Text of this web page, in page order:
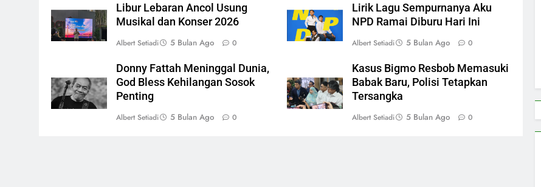
Libur Lebaran Ancol Usung
Musikal dan Konser 2026
Albert Setiadi 5 Bulan Ago 0
Lirik Lagu Sempurnanya Aku
NPD Ramai Diburu Hari Ini
Albert Setiadi 5 Bulan Ago 0
Donny Fattah Meninggal Dunia,
God Bless Kehilangan Sosok
Penting
Albert Setiadi 5 Bulan Ago 0
Kasus Bigmo Resbob Memasuki
Babak Baru, Polisi Tetapkan
Tersangka
Albert Setiadi 5 Bulan Ago 0